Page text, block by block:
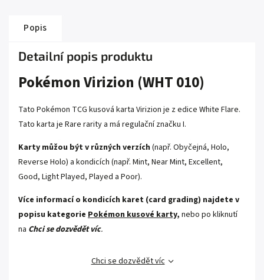
Popis
Detailní popis produktu
Pokémon Virizion (WHT 010)
Tato Pokémon TCG kusová karta Virizion je z edice White Flare.
Tato karta je Rare rarity a má regulační značku I.
Karty můžou být v různých verzích (např. Obyčejná, Holo,
Reverse Holo) a kondicích (např. Mint, Near Mint, Excellent,
Good, Light Played, Played a Poor).
Více informací o kondicích karet (card grading) najdete v
popisu kategorie Pokémon kusové karty, nebo po kliknutí
na Chci se dozvědět víc.
Chci se dozvědět víc